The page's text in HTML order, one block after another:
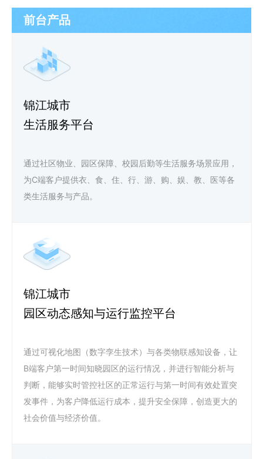
前台产品
锦江城市
生活服务平台
通过社区物业、园区保障、校园后勤等生活服务场景应用，
为C端客户提供衣、食、住、行、游、购、娱、教、医等各
类生活服务与产品。
锦江城市
园区动态感知与运行监控平台
通过可视化地图（数字孪生技术）与各类物联感知设备，让
B端客户第一时间知晓园区的运行情况，并进行智能分析与
判断，能够实时管控社区的正常运行与第一时间有效处置突
发事件，为客户降低运行成本，提升安全保障，创造更大的
社会价值与经济价值。